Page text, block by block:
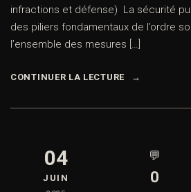
infractions et défense) La sécurité
des piliers fondamentaux de l’ordre
l’ensemble des mesures […]
CONTINUER LA LECTURE
04
JUIN
💬
0